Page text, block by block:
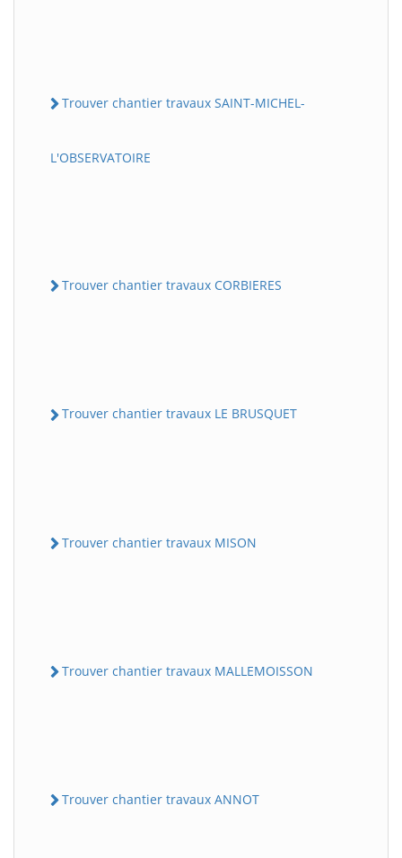
Trouver chantier travaux SAINT-MICHEL-
L'OBSERVATOIRE
Trouver chantier travaux CORBIERES
Trouver chantier travaux LE BRUSQUET
Trouver chantier travaux MISON
Trouver chantier travaux MALLEMOISSON
Trouver chantier travaux ANNOT